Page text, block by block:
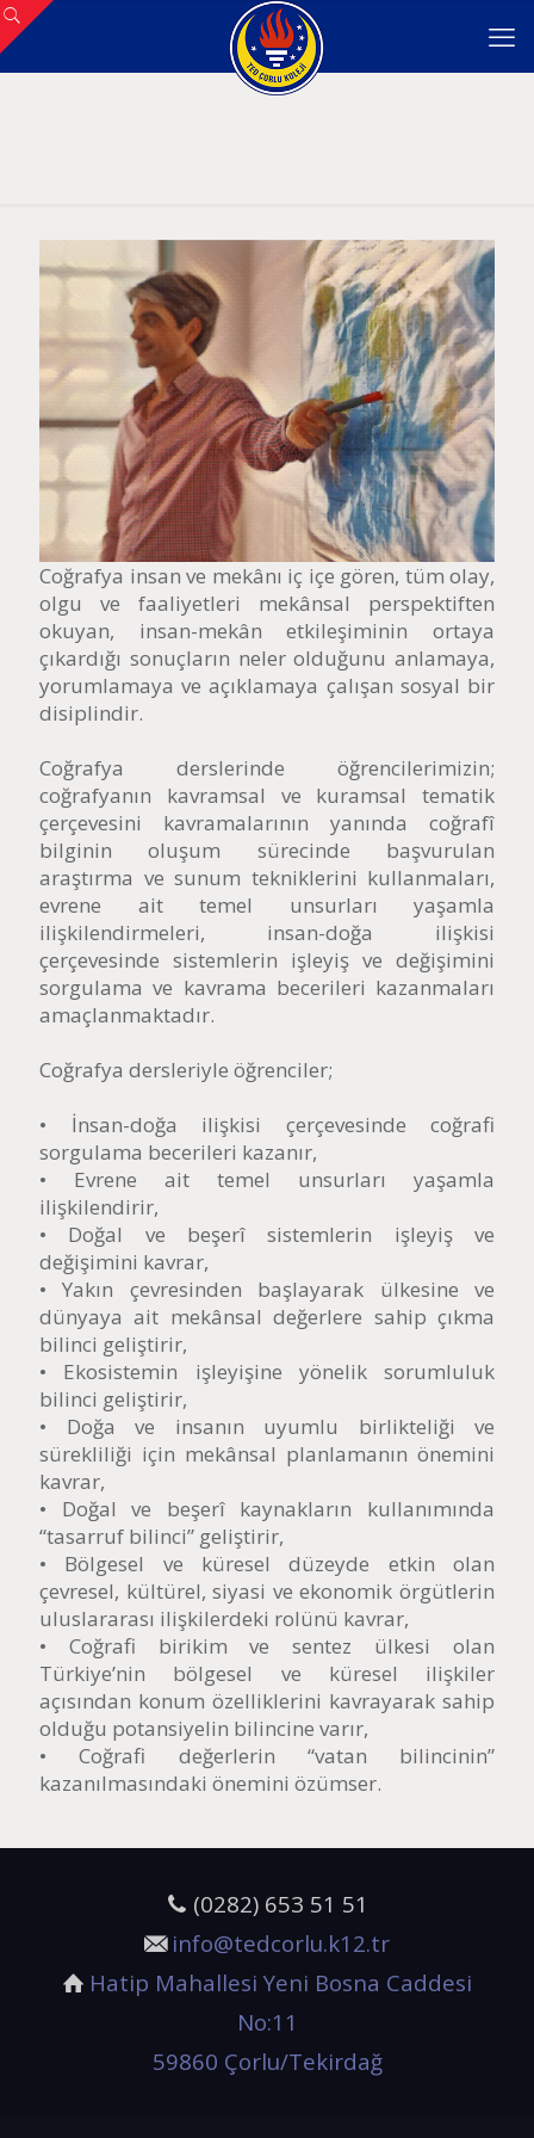
Coğrafya insan ve mekânı iç içe gören, tüm olay,
olgu ve faaliyetleri mekânsal perspektiften
okuyan, insan-mekân etkileşiminin ortaya
çıkardığı sonuçların neler olduğunu anlamaya,
yorumlamaya ve açıklamaya çalışan sosyal bir
disiplindir.
Coğrafya derslerinde öğrencilerimizin;
coğrafyanın kavramsal ve kuramsal tematik
çerçevesini kavramalarının yanında coğrafî
bilginin oluşum sürecinde başvurulan
araştırma ve sunum tekniklerini kullanmaları,
evrene ait temel unsurları yaşamla
ilişkilendirmeleri, insan-doğa ilişkisi
çerçevesinde sistemlerin işleyiş ve değişimini
sorgulama ve kavrama becerileri kazanmaları
amaçlanmaktadır.
Coğrafya dersleriyle öğrenciler;
• İnsan-doğa ilişkisi çerçevesinde coğrafi
sorgulama becerileri kazanır,
• Evrene ait temel unsurları yaşamla
ilişkilendirir,
• Doğal ve beşerî sistemlerin işleyiş ve
değişimini kavrar,
• Yakın çevresinden başlayarak ülkesine ve
dünyaya ait mekânsal değerlere sahip çıkma
bilinci geliştirir,
• Ekosistemin işleyişine yönelik sorumluluk
bilinci geliştirir,
• Doğa ve insanın uyumlu birlikteliği ve
sürekliliği için mekânsal planlamanın önemini
kavrar,
• Doğal ve beşerî kaynakların kullanımında
“tasarruf bilinci” geliştirir,
• Bölgesel ve küresel düzeyde etkin olan
çevresel, kültürel, siyasi ve ekonomik örgütlerin
uluslararası ilişkilerdeki rolünü kavrar,
• Coğrafi birikim ve sentez ülkesi olan
Türkiye’nin bölgesel ve küresel ilişkiler
açısından konum özelliklerini kavrayarak sahip
olduğu potansiyelin bilincine varır,
• Coğrafi değerlerin “vatan bilincinin”
kazanılmasındaki önemini özümser.
(0282) 653 51 51
info@tedcorlu.k12.tr
Hatip Mahallesi Yeni Bosna Caddesi
No:11
59860 Çorlu/Tekirdağ